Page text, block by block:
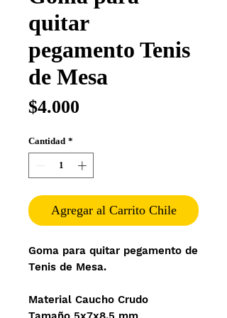
quitar
pegamento Tenis
de Mesa
$4.000
Cantidad *
Agregar al Carrito Chile
Goma para quitar pegamento de
Tenis de Mesa.
Material Caucho Crudo